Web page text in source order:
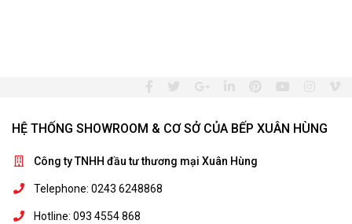
HỆ THỐNG SHOWROOM & CƠ SỞ CỦA BẾP XUÂN HÙNG
Công ty TNHH đầu tư thương mại Xuân Hùng
Telephone: 0243 6248868
Hotline: 093 4554 868